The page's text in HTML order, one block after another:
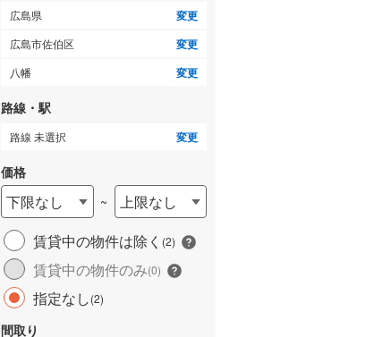
る広島県 変更
広島市佐伯区 変更
八幡 変更
路線・駅
路線 未選択 変更
価格
下限なし ~
上限なし
賃貸中の物件は除く (2)
賃貸中の物件のみ(0)
指定なし(2)
間取り